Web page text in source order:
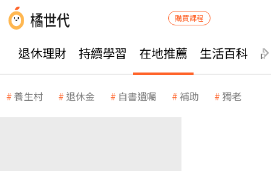
購買課程
退休理財 持續學習 在地推薦 生活百科
養生村 退休金 自書遺囑 補助 獨老